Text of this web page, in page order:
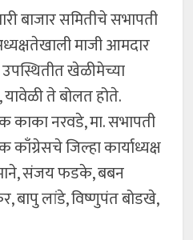
बाजार समितीचे सभापती
माजी आमदार
खेळीमेच्या
यावेळी ते बोलत होते.
काका नरवडे, मा. सभापती
काँग्रेसचे जिल्हा कार्याध्यक्ष
संजय फडके, बबन
बापु लांडे, विष्णुपंत बोडखे,